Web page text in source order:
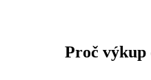
Proč výkup